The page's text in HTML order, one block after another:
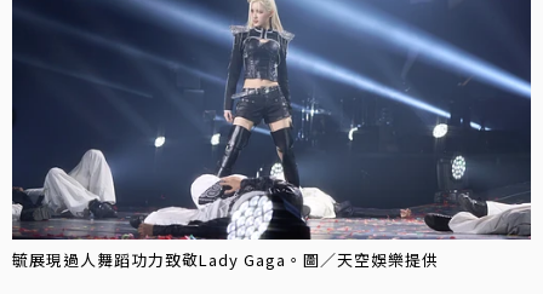
毓展現過人舞蹈功力致敬Lady Gaga。圖／天空娛樂提供